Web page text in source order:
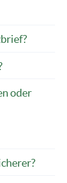
oder